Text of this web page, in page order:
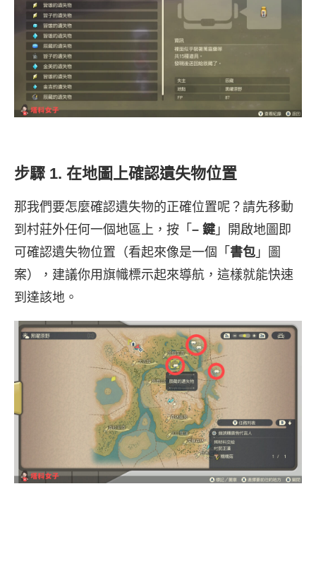
步驟 1. 在地圖上確認遺失物位置
那我們要怎麼確認遺失物的正確位置呢？請先移動
到村莊外任何一個地區上，按「 – 鍵」開啟地圖即
可確認遺失物位置（看起來像是一個「 書包 」圖
案），建議你用旗幟標示起來導航，這樣就能快速
到達該地。